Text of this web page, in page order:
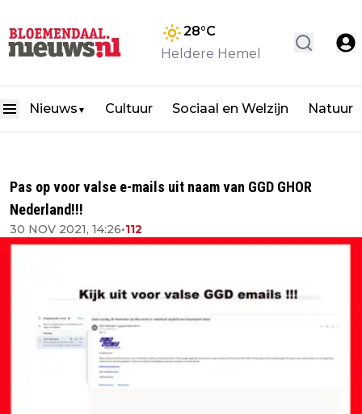
28°C
Heldere Hemel
Nieuws ▼ Cultuur Sociaal en Welzijn Natuur
Pas op voor valse e-mails uit naam van GGD GHOR
Nederland!!!
30 NOV 2021, 14:26•112